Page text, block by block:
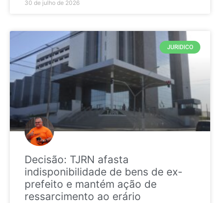
30 de julho de 2026
JURIDICO
Decisão: TJRN afasta
indisponibilidade de bens de ex-
prefeito e mantém ação de
ressarcimento ao erário